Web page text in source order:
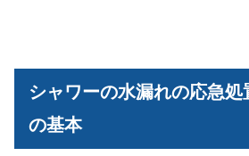
シャワーの水漏れの応急
の基本